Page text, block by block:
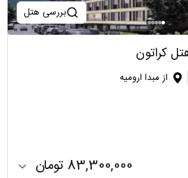
بررسی هتل
کراتون
از مبدا ارومیه
83,300,000 تومان